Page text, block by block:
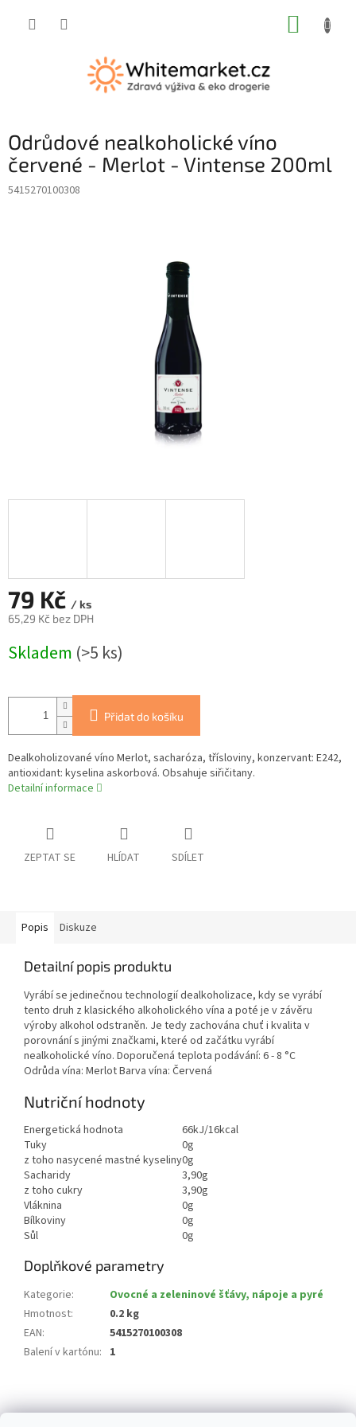
Odrůdové nealkoholické víno
červené - Merlot - Vintense 200ml
5415270100308
79 Kč / ks
65,29 Kč bez DPH
cena:
Skladem (>5 ks)
Přidat do košíku
Dealkoholizované víno Merlot, sacharóza, třísloviny, konzervant: E242,
antioxidant: kyselina askorbová. Obsahuje siřičitany.
Detailní informace
ZEPTAT SE HLÍDAT SDÍLET
Popis Diskuze
Detailní popis produktu
Vyrábí se jedinečnou technologií dealkoholizace, kdy se vyrábí
tento druh z klasického alkoholického vína a poté je v závěru
výroby alkohol odstraněn. Je tedy zachována chuť i kvalita v
porovnání s jinými značkami, které od začátku vyrábí
nealkoholické víno. Doporučená teplota podávání: 6 - 8 °C
Odrůda vína: Merlot Barva vína: Červená
Nutriční hodnoty
Energetická hodnota
66kJ/16kcal
Tuky
0g
z toho nasycené mastné kyseliny0g
Sacharidy
3,90g
z toho cukry
3,90g
Vláknina
0g
Bílkoviny
0g
Sůl
0g
Doplňkové parametry
Kategorie:
Ovocné a zeleninové šťávy, nápoje a pyré
Hmotnost:
0.2 kg
EAN:
5415270100308
Balení v kartónu: 1
á